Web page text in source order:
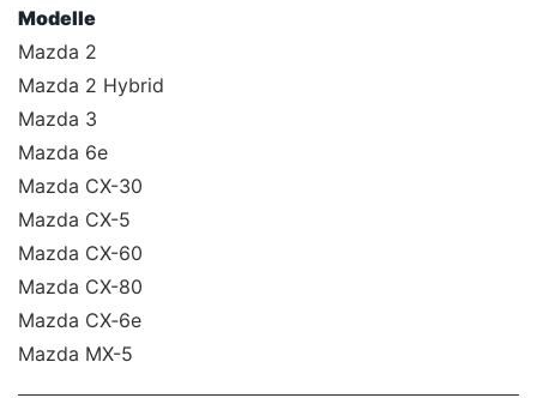
Modelle
Mazda 2
Mazda 2 Hybrid
Mazda 3
Mazda 6e
Mazda CX-30
Mazda CX-5
Mazda CX-60
Mazda CX-80
Mazda CX‑6e
Mazda MX-5